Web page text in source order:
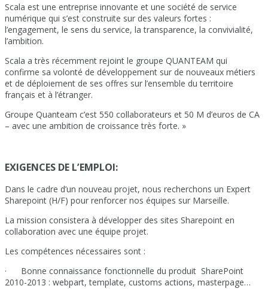
Scala est une entreprise innovante et une société de service
numérique qui s’est construite sur des valeurs fortes :
l’engagement, le sens du service, la transparence, la convivialité,
l’ambition.
Scala a très récemment rejoint le groupe QUANTEAM qui
confirme sa volonté de développement sur de nouveaux métiers
et de déploiement de ses offres sur l’ensemble du territoire
français et à l’étranger.
Groupe Quanteam c’est 550 collaborateurs et 50 M d’euros de CA
– avec une ambition de croissance très forte. »
EXIGENCES DE L’EMPLOI:
Dans le cadre d’un nouveau projet, nous recherchons un Expert
Sharepoint (H/F) pour renforcer nos équipes sur Marseille.
La mission consistera à développer des sites Sharepoint en
collaboration avec une équipe projet.
Les compétences nécessaires sont :
· Bonne connaissance fonctionnelle du produit SharePoint
2010-2013 : webpart, template, customs actions, masterpage…